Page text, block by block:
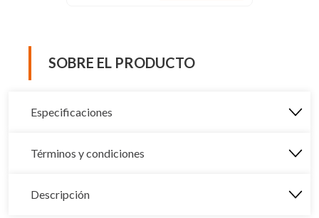
SOBRE EL PRODUCTO
Especificaciones
Términos y condiciones
Descripción